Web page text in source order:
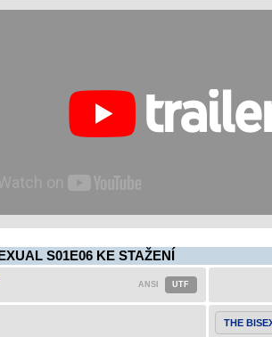
S01E06 KE STAŽENÍ
THE